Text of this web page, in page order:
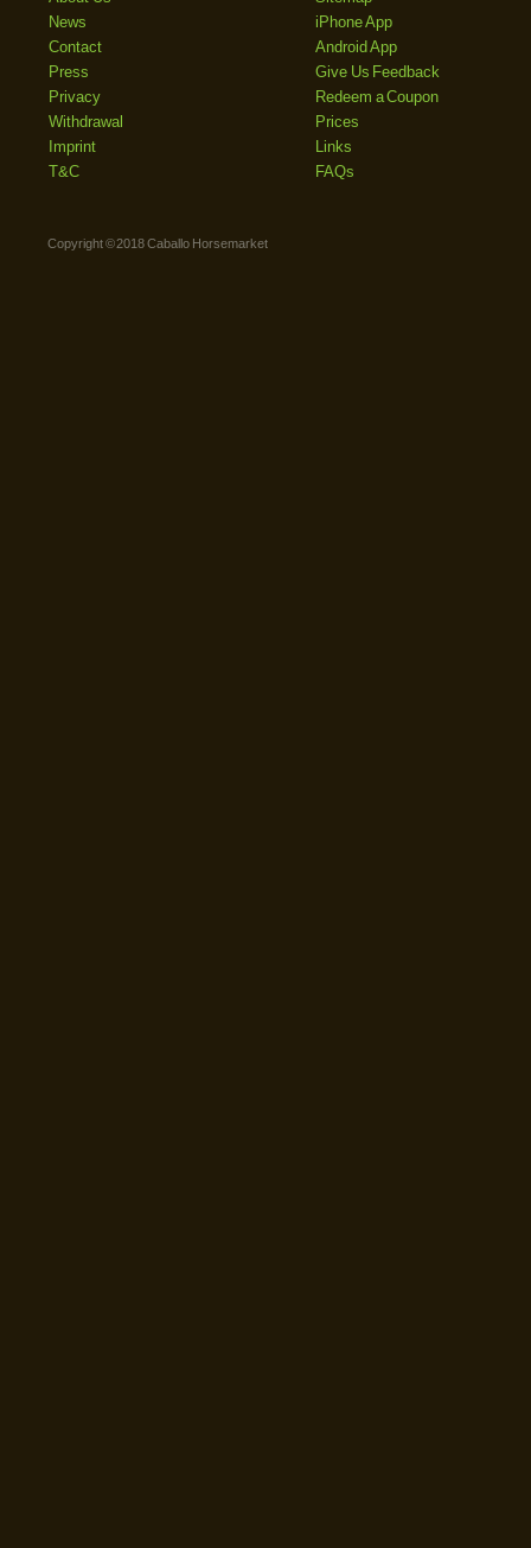
News
Contact
Press
Privacy
Withdrawal
Imprint
T&C
iPhone App
Android App
Give Us Feedback
Redeem a Coupon
Prices
Links
FAQs
Copyright © 2018 Caballo Horsemarket